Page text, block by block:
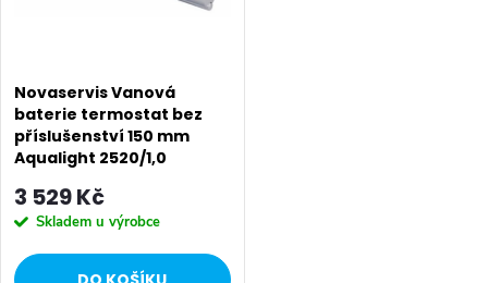
p
r
o
d
u
p
r
o
d
Novaservis Vanová
baterie termostat bez
příslušenství 150 mm
Aqualight 2520/1,0
3 529 Kč
Skladem u výrobce